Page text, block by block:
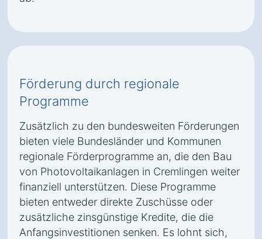
Förderung durch regionale
Programme
Zusätzlich zu den bundesweiten Förderungen
bieten viele Bundesländer und Kommunen
regionale Förderprogramme an, die den Bau
von Photovoltaikanlagen in Cremlingen weiter
finanziell unterstützen. Diese Programme
bieten entweder direkte Zuschüsse oder
zusätzliche zinsgünstige Kredite, die die
Anfangsinvestitionen senken. Es lohnt sich,